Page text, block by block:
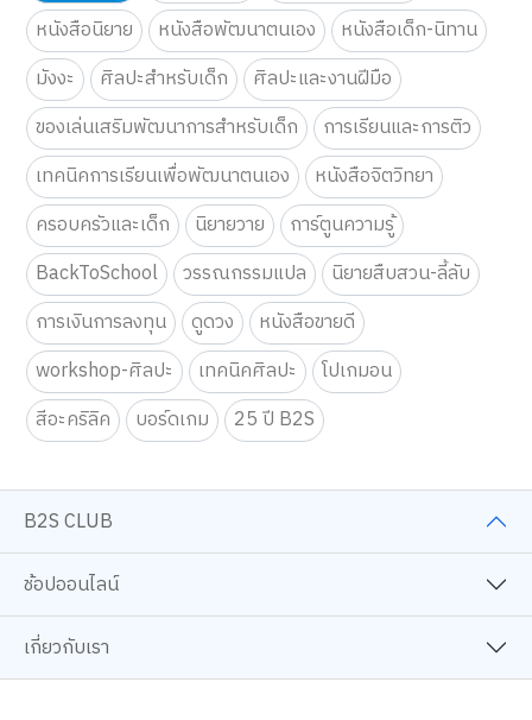
หนังสือนิยาย
หนังสือพัฒนาตนเอง
หนังสือเด็ก-นิทาน
มังงะ
ศิลปะสำหรับเด็ก
ศิลปะและงานฝีมือ
ของเล่นเสริมพัฒนาการสำหรับเด็ก
การเรียนและการติว
เทคนิคการเรียนเพื่อพัฒนาตนเอง
หนังสือจิตวิทยา
ครอบครัวและเด็ก
นิยายวาย
การ์ตูนความรู้
BackToSchool
วรรณกรรมแปล
นิยายสืบสวน-ลี้ลับ
การเงินการลงทุน
ดูดวง
หนังสือขายดี
workshop-ศิลปะ
เทคนิคศิลปะ
โปเกมอน
สีอะคริลิค
บอร์ดเกม 25 ปี B2S
B2S CLUB
ช้อปออนไลน์
เกี่ยวกับเรา